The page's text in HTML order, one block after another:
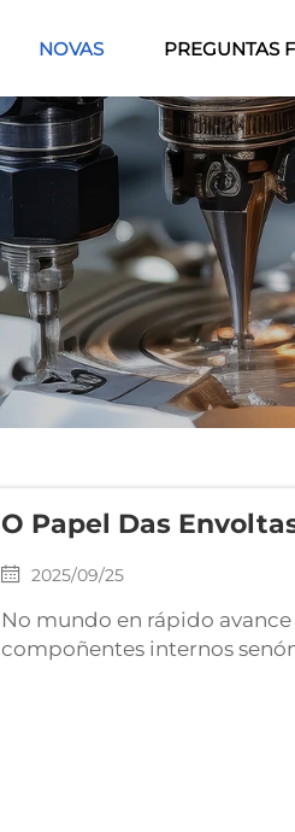
NOVAS PREGUNTAS
O Papel Das
2025/09/25
No mundo en rápido
compoñentes internos